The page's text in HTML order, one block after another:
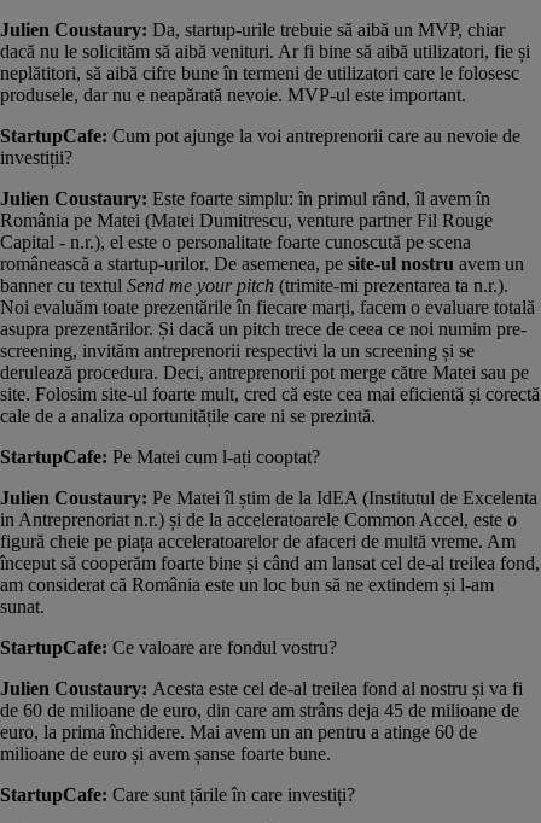
Julien Coustaury: Da, startup-urile trebuie să aibă un MVP, chiar
dacă nu le solicităm să aibă venituri. Ar fi bine să aibă utilizatori, fie și
neplătitori, să aibă cifre bune în termeni de utilizatori care le folosesc
produsele, dar nu e neapărată nevoie. MVP-ul este important.
StartupCafe: Cum pot ajunge la voi antreprenorii care au nevoie de
investiții?
Julien Coustaury: Este foarte simplu: în primul rând, îl avem în
România pe Matei (Matei Dumitrescu, venture partner Fil Rouge
Capital - n.r.), el este o personalitate foarte cunoscută pe scena
românească a startup-urilor. De asemenea, pe site-ul nostru avem un
banner cu textul Send me your pitch (trimite-mi prezentarea ta n.r.).
Noi evaluăm toate prezentările în fiecare marți, facem o evaluare totală
asupra prezentărilor. Și dacă un pitch trece de ceea ce noi numim pre-
screening, invităm antreprenorii respectivi la un screening și se
derulează procedura. Deci, antreprenorii pot merge către Matei sau pe
site. Folosim site-ul foarte mult, cred că este cea mai eficientă și corectă
cale de a analiza oportunitățile care ni se prezintă.
StartupCafe: Pe Matei cum l-ați cooptat?
Julien Coustaury: Pe Matei îl știm de la IdEA (Institutul de Excelenta
in Antreprenoriat n.r.) și de la acceleratoarele Common Accel, este o
figură cheie pe piața acceleratoarelor de afaceri de multă vreme. Am
început să cooperăm foarte bine și când am lansat cel de-al treilea fond,
am considerat că România este un loc bun să ne extindem și l-am
sunat.
StartupCafe: Ce valoare are fondul vostru?
Julien Coustaury: Acesta este cel de-al treilea fond al nostru și va fi
de 60 de milioane de euro, din care am strâns deja 45 de milioane de
euro, la prima închidere. Mai avem un an pentru a atinge 60 de
milioane de euro și avem șanse foarte bune.
StartupCafe: Care sunt țările în care investiți?